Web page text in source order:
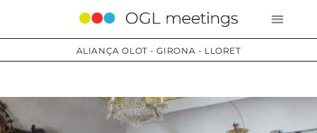
ALIANÇA OLOT - GIRONA - LLORET